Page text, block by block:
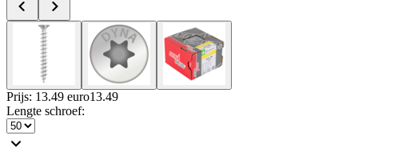
Prijs: 13.49 euro13.49
Lengte schroef: